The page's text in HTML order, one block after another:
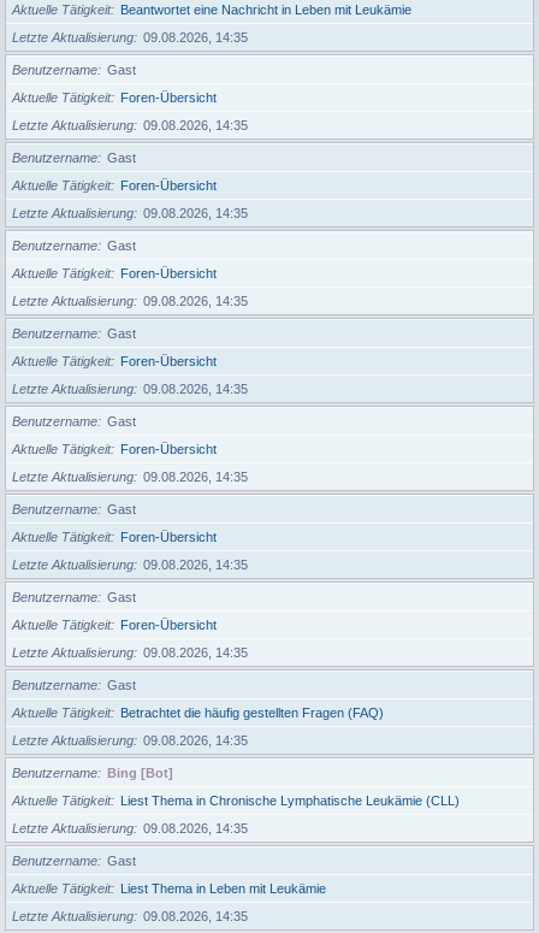
Aktuelle Tätigkeit
Beantwortet eine Nachricht in Leben mit Leukämie
Letzte Aktualisierung
09.08.2026, 14:35
Benutzername
Gast
Aktuelle Tätigkeit
Foren-Übersicht
Letzte Aktualisierung
09.08.2026, 14:35
Benutzername
Gast
Aktuelle Tätigkeit
Foren-Übersicht
Letzte Aktualisierung
09.08.2026, 14:35
Benutzername
Gast
Aktuelle Tätigkeit
Foren-Übersicht
Letzte Aktualisierung
09.08.2026, 14:35
Benutzername
Gast
Aktuelle Tätigkeit
Foren-Übersicht
Letzte Aktualisierung
09.08.2026, 14:35
Benutzername
Gast
Aktuelle Tätigkeit
Foren-Übersicht
Letzte Aktualisierung
09.08.2026, 14:35
Benutzername
Gast
Aktuelle Tätigkeit
Foren-Übersicht
Letzte Aktualisierung
09.08.2026, 14:35
Benutzername
Gast
Aktuelle Tätigkeit
Foren-Übersicht
Letzte Aktualisierung
09.08.2026, 14:35
Benutzername
Gast
Aktuelle Tätigkeit
Betrachtet die häufig gestellten Fragen (FAQ)
Letzte Aktualisierung
09.08.2026, 14:35
Benutzername
Bing [Bot]
Aktuelle Tätigkeit
Liest Thema in Chronische Lymphatische Leukämie (CLL)
Letzte Aktualisierung
09.08.2026, 14:35
Benutzername
Gast
Aktuelle Tätigkeit
Liest Thema in Leben mit Leukämie
Letzte Aktualisierung
09.08.2026, 14:35